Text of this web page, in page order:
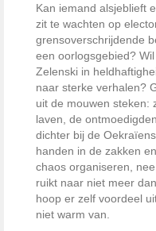
Kan iemand alsjeblieft
zit te wachten op
grensoverschrijdende
een oorlogsgebied?
Zelenski in
naar sterke verhalen?
uit de mouwen steken:
laven, de
dichter bij de
handen in de zakken
chaos organiseren,
ruikt naar niet meer
hoop er zelf voordeel
niet warm van.